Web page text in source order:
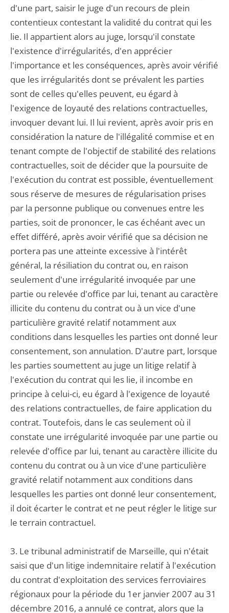
d'une part, saisir le juge d'un recours de plein
contentieux contestant la validité du contrat qui les
lie. Il appartient alors au juge, lorsqu'il constate
l'existence d'irrégularités, d'en apprécier
l'importance et les conséquences, après avoir vérifié
que les irrégularités dont se prévalent les parties
sont de celles qu'elles peuvent, eu égard à
l'exigence de loyauté des relations contractuelles,
invoquer devant lui. Il lui revient, après avoir pris en
considération la nature de l'illégalité commise et en
tenant compte de l'objectif de stabilité des relations
contractuelles, soit de décider que la poursuite de
l'exécution du contrat est possible, éventuellement
sous réserve de mesures de régularisation prises
par la personne publique ou convenues entre les
parties, soit de prononcer, le cas échéant avec un
effet différé, après avoir vérifié que sa décision ne
portera pas une atteinte excessive à l'intérêt
général, la résiliation du contrat ou, en raison
seulement d'une irrégularité invoquée par une
partie ou relevée d'office par lui, tenant au caractère
illicite du contenu du contrat ou à un vice d'une
particulière gravité relatif notamment aux
conditions dans lesquelles les parties ont donné leur
consentement, son annulation. D'autre part, lorsque
les parties soumettent au juge un litige relatif à
l'exécution du contrat qui les lie, il incombe en
principe à celui-ci, eu égard à l'exigence de loyauté
des relations contractuelles, de faire application du
contrat. Toutefois, dans le cas seulement où il
constate une irrégularité invoquée par une partie ou
relevée d'office par lui, tenant au caractère illicite du
contenu du contrat ou à un vice d'une particulière
gravité relatif notamment aux conditions dans
lesquelles les parties ont donné leur consentement,
il doit écarter le contrat et ne peut régler le litige sur
le terrain contractuel.
3. Le tribunal administratif de Marseille, qui n'était
saisi que d'un litige indemnitaire relatif à l'exécution
du contrat d'exploitation des services ferroviaires
régionaux pour la période du 1er janvier 2007 au 31
décembre 2016, a annulé ce contrat, alors que la